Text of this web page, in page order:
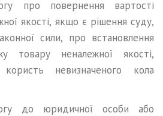
про повернення вартості
якості, якщо є рішення суду,
сили, про встановлення
товару неналежної якості,
невизначеного кола
до юридичної особи або